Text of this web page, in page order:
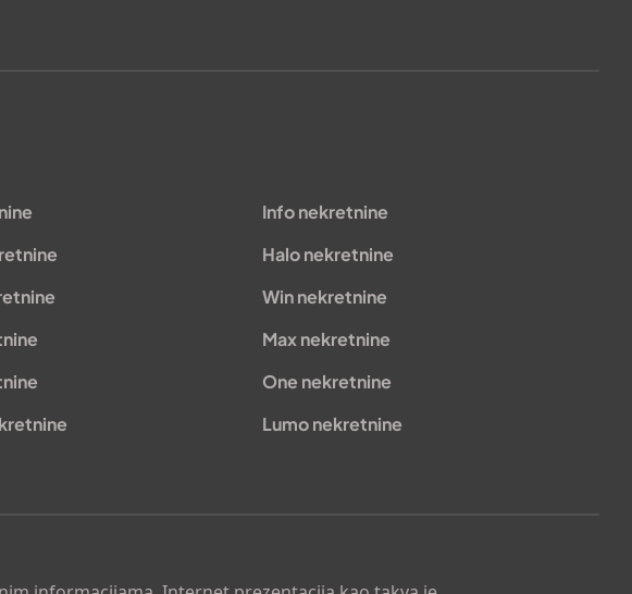
Info nekretnine
Halo nekretnine
Win nekretnine
Max nekretnine
One nekretnine
Lumo nekretnine